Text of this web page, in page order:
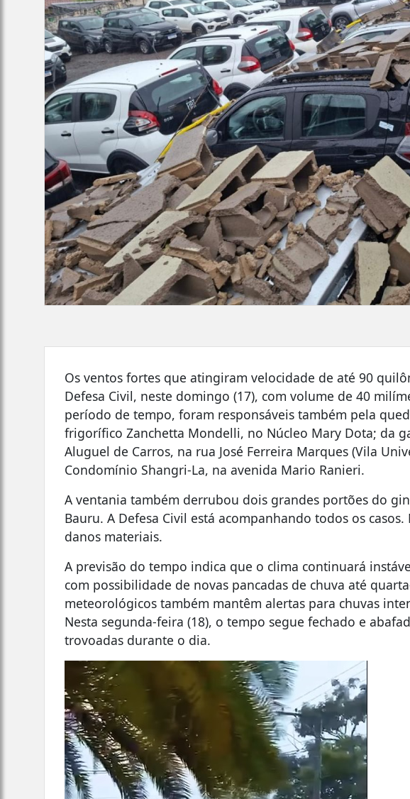
Os ventos fortes que atingiram velocidade de até 90
Defesa Civil, neste domingo (17), com volume de 40
período de tempo, foram responsáveis também pela
frigorífico Zanchetta Mondelli, no Núcleo Mary Dota; da
Aluguel de Carros, na rua José Ferreira Marques (Vila
Condomínio Shangri-La, na avenida Mario Ranieri.
A ventania também derrubou dois grandes portões do
Bauru. A Defesa Civil está acompanhando todos os
danos materiais.
A previsão do tempo indica que o clima continuará
com possibilidade de novas pancadas de chuva até
meteorológicos também mantêm alertas para chuvas
Nesta segunda-feira (18), o tempo segue fechado e
trovoadas durante o dia.